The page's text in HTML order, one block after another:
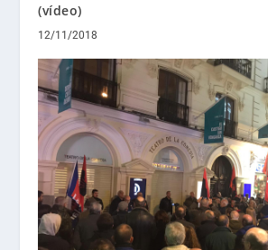
(vídeo)
12/11/2018